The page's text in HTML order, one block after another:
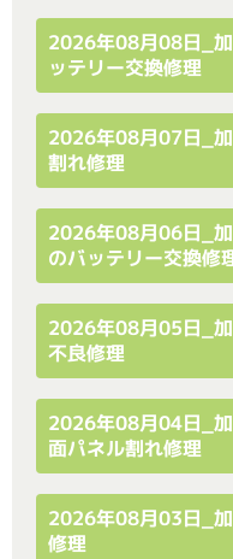
2026年08月08日_
ッテリー交換修理
2026年08月07日_
割れ修理
2026年08月06日_
のバッテリー交換修
2026年08月05日_
不良修理
2026年08月04日_
面パネル割れ修理
2026年08月03日_
修理